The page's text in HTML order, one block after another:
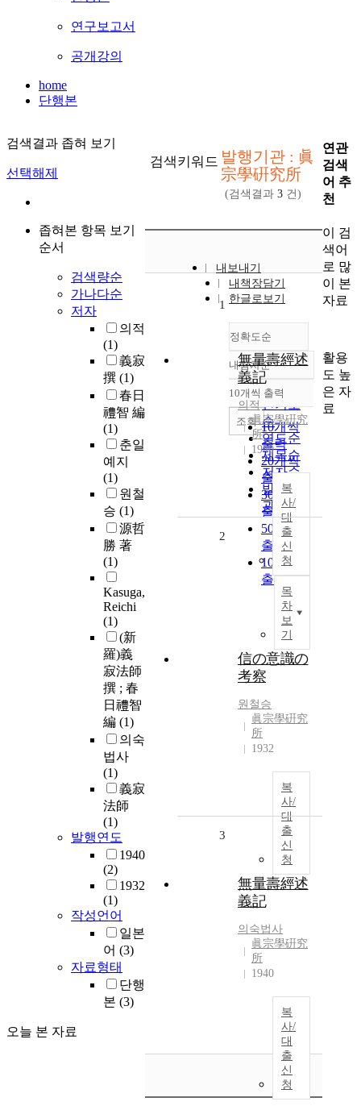
연구보고서
공개강의
home
단행본
검색결과 좁혀 보기
선택해제
좁혀본 항목 보기
순서
검색량순
가나다순
저자
의적
(1)
義寂
撰 (1)
春日
禮智 編
(1)
춘일
예지
(1)
원철
승 (1)
源哲
勝 著
(1)
Kasuga,
Reichi
(1)
(新
羅)義
寂法師
撰 ; 春
日禮智
編 (1)
의숙
법사
(1)
義寂
法師
(1)
발행연도
1940
(2)
1932
(1)
작성언어
일본
어 (3)
자료형태
단행
본 (3)
오늘 본 자료
검색키워드 발행기관 : 眞
宗學硏究所
(검색결과 3 건)
내보내기
내책장담기
한글로보기
정확도순
정확도
순
인기도
순
연도순
제목순
저자순
발행기
관순
내림차순
내림차순
10개씩 출력
10개씩
출력
20개씩
출력
30개씩
출력
50개씩
출력
100개씩
출력
조회
1
無量壽經述
義記
의적
眞宗學硏究
所
1940
복
사/
대
출
신
청
목
차
보
기
2
信の意識の
考察
원철승
眞宗學硏究
所
1932
복
사/
대
출
신
청
3
無量壽經述
義記
의숙법사
眞宗學硏究
所
1940
복
사/
대
출
신
청
연관
검색
어 추
천
이 검
색어
로 많
이 본
자료
활용
도 높
은 자
료